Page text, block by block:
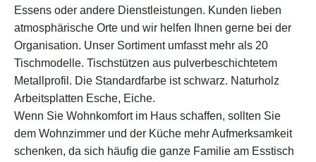
Essens oder andere Dienstleistungen. Kunden lieben
atmosphärische Orte und wir helfen Ihnen gerne bei der
Organisation. Unser Sortiment umfasst mehr als 20
Tischmodelle. Tischstützen aus pulverbeschichtetem
Metallprofil. Die Standardfarbe ist schwarz. Naturholz
Arbeitsplatten Esche, Eiche.
Wenn Sie Wohnkomfort im Haus schaffen, sollten Sie
dem Wohnzimmer und der Küche mehr Aufmerksamkeit
schenken, da sich häufig die ganze Familie am Esstisch